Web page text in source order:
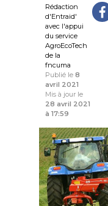
Rédaction
d'Entraid'
avec l'appui
du service
AgroEcoTech
de la
fncuma
Publié le 8
avril 2021
Mis à jour le
28 avril 2021
à 17:59